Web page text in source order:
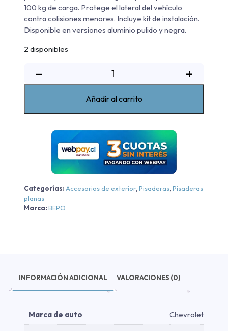
100 kg de carga. Protege el lateral del vehículo
contra colisiones menores. Incluye kit de instalación.
Disponible en versiones aluminio pulido y negra.
2 disponibles
−
De
Chevrolet
New
Colorado
WT
Aluminio
Negra/cromo
cantidad
+
Añadir al carrito
Categorías: Accesorios de exterior,Pisaderas,Pisaderas
planas
Marca:BEPO
INFORMACIÓN ADICIONAL VALORACIONES (0)
Marca de auto Chevrolet